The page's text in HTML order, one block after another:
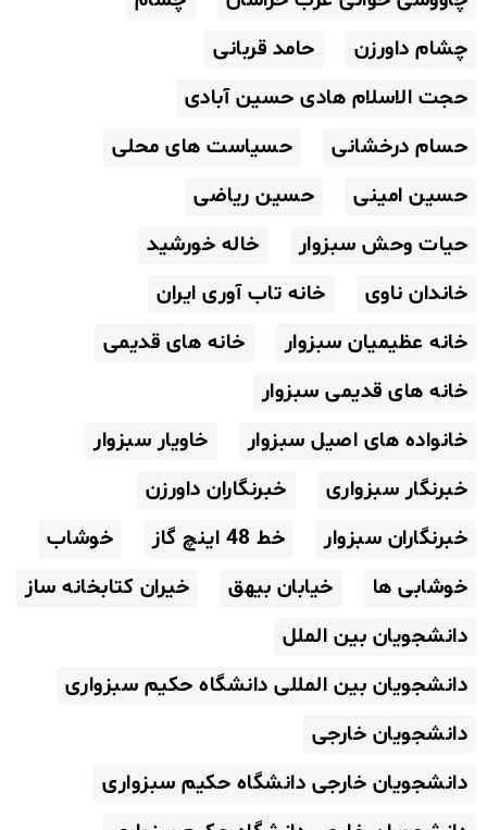
چشام داورزن
حامد قربانی
حجت الاسلام هادی حسین آبادی
حسام درخشانی
حسیاست های محلی
حسین امینی
حسین ریاضی
حیات وحش سبزوار
خاله خورشید
خاندان ناوی
خانه تاب آوری ایران
خانه عظیمیان سبزوار
خانه های قدیمی
خانه های قدیمی سبزوار
خانواده های اصیل سبزوار
خاویار سبزوار
خبرنگار سبزواری
خبرنگاران داورزن
خبرنگاران سبزوار
خط 48 اینچ گاز
خوشاب
خوشابی ها
خیابان بیهق
خیران کتابخانه ساز
دانشجویان بین الملل
دانشجویان بین المللی دانشگاه حکیم سبزواری
دانشجویان خارجی
دانشجویان خارجی دانشگاه حکیم سبزواری